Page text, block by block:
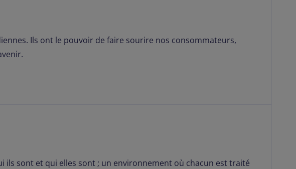
Ils ont le pouvoir de faire sourire nos consommateurs,
sont et qui elles sont ; un environnement où chacun est traité